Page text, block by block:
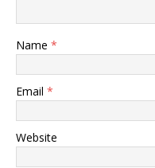
Name *
Email *
Website